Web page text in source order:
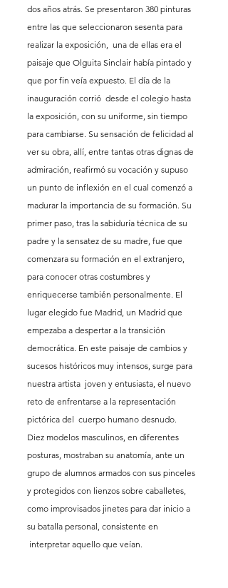
dos años atrás. Se presentaron 380 pinturas
entre las que seleccionaron sesenta para
realizar la exposición,  una de ellas era el
paisaje que Olguita Sinclair había pintado y
que por fin veía expuesto. El día de la
inauguración corrió  desde el colegio hasta
la exposición, con su uniforme, sin tiempo
para cambiarse. Su sensación de felicidad al
ver su obra, allí, entre tantas otras dignas de
admiración, reafirmó su vocación y supuso
un punto de inflexión en el cual comenzó a
madurar la importancia de su formación. Su
primer paso, tras la sabiduría técnica de su
padre y la sensatez de su madre, fue que
comenzara su formación en el extranjero,
para conocer otras costumbres y
enriquecerse también personalmente. El
lugar elegido fue Madrid, un Madrid que
empezaba a despertar a la transición
democrática. En este paisaje de cambios y
sucesos históricos muy intensos, surge para
nuestra artista  joven y entusiasta, el nuevo
reto de enfrentarse a la representación
pictórica del  cuerpo humano desnudo.
Diez modelos masculinos, en diferentes
posturas, mostraban su anatomía, ante un
grupo de alumnos armados con sus pinceles
y protegidos con lienzos sobre caballetes,
como improvisados jinetes para dar inicio a
su batalla personal, consistente en
interpretar aquello que veían.